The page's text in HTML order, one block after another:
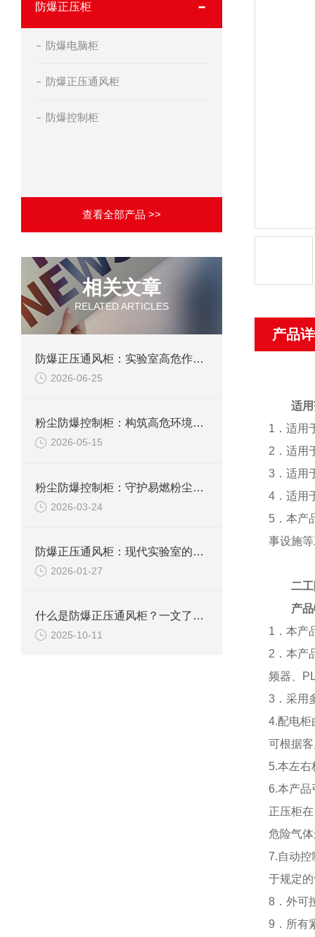
防爆正压柜
防爆电脑柜
防爆正压通风柜
防爆控制柜
查看全部产品 >>
相关文章
RELATED ARTICLES
防爆正压通风柜：实验室高危作业的安全防护载体
2026-06-25
粉尘防爆控制柜：构筑高危环境下的电气安全屏障
2026-05-15
粉尘防爆控制柜：守护易燃粉尘环境下的电气安全
2026-03-24
防爆正压通风柜：现代实验室的安全屏障
2026-01-27
什么是防爆正压通风柜？一文了解其定义、原理及应用
2025-10-11
产品
适
1．适用
2．适用
3．适用
4．适用
5．本产
事设施
二
产
1．本产
2．本产
频器、
3．采用
4.配电柜
可根据
5.本左
6.本产品
正压柜
危险气
7.自动控
于规定
8．外可
9．所有